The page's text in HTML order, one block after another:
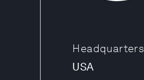
Headquarters
USA